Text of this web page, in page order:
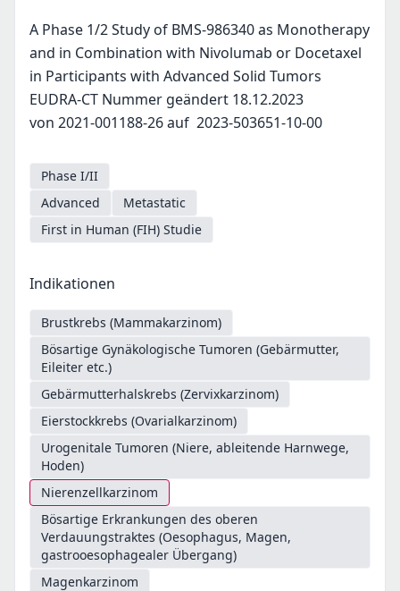
A Phase 1/2 Study of BMS-986340 as Monotherapy
and in Combination with Nivolumab or Docetaxel
in Participants with Advanced Solid Tumors
EUDRA-CT Nummer geändert 18.12.2023
von 2021-001188-26 auf 2023-503651-10-00
Phase I/II
Advanced
Metastatic
First in Human (FIH) Studie
Indikationen
Brustkrebs (Mammakarzinom)
Bösartige Gynäkologische Tumoren (Gebärmutter,
Eileiter etc.)
Gebärmutterhalskrebs (Zervixkarzinom)
Eierstockkrebs (Ovarialkarzinom)
Urogenitale Tumoren (Niere, ableitende Harnwege,
Hoden)
Nierenzellkarzinom
Bösartige Erkrankungen des oberen
Verdauungstraktes (Oesophagus, Magen,
gastrooesophagealer Übergang)
Magenkarzinom